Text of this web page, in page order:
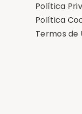
Política
Política
Termos de